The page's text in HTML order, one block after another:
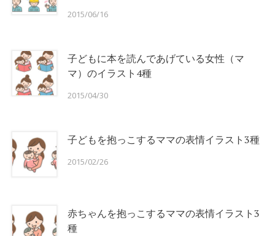
2015/06/16
子どもに本を読んであげている女性（マ
マ）のイラスト4種
2015/04/30
子どもを抱っこするママの表情イラスト3種
2015/02/26
赤ちゃんを抱っこするママの表情イラスト3
種